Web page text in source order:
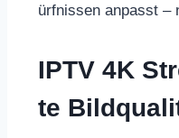
ürfnissen anpasst –
IPTV 4K
te